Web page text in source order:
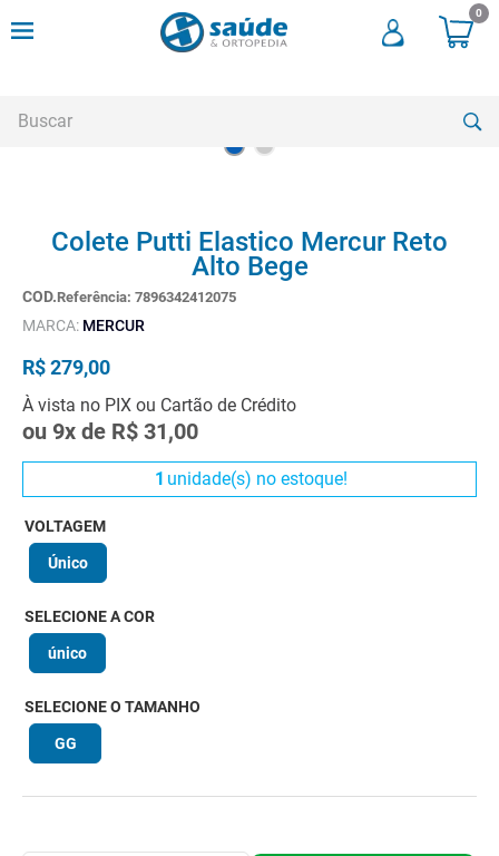
0
Colete Putti Elastico Mercur Reto
Alto Bege
Referência: 7896342412075
MARCA: MERCUR
R$279,00
À vista no PIX ou Cartão de Crédito
ou 9x de R$ 31,00
1 unidade(s) no estoque!
VOLTAGEM
Único
SELECIONE A COR
único
SELECIONE O TAMANHO
GG
andadores
3º
cadeira rodas
4º
cadeira higienica
5º
munique
6º
tipoia
9
almofadas